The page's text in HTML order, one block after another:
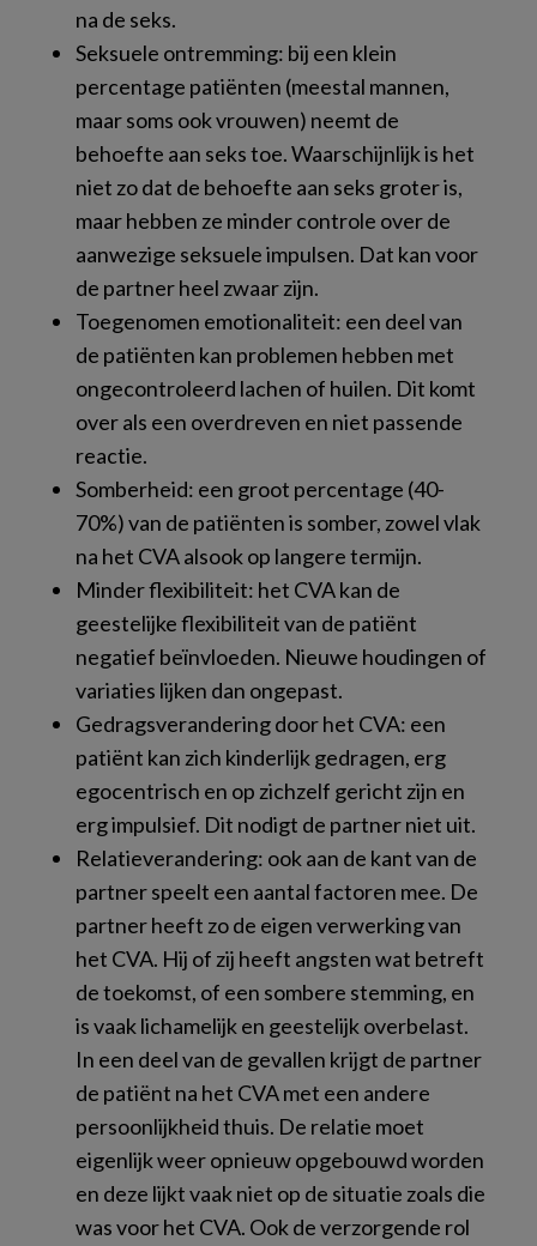
na de seks.
Seksuele ontremming: bij een klein
percentage patiënten (meestal mannen,
maar soms ook vrouwen) neemt de
behoefte aan seks toe. Waarschijnlijk is het
niet zo dat de behoefte aan seks groter is,
maar hebben ze minder controle over de
aanwezige seksuele impulsen. Dat kan voor
de partner heel zwaar zijn.
Toegenomen emotionaliteit: een deel van
de patiënten kan problemen hebben met
ongecontroleerd lachen of huilen. Dit komt
over als een overdreven en niet passende
reactie.
Somberheid: een groot percentage (40-
70%) van de patiënten is somber, zowel vlak
na het CVA alsook op langere termijn.
Minder flexibiliteit: het CVA kan de
geestelijke flexibiliteit van de patiënt
negatief beïnvloeden. Nieuwe houdingen of
variaties lijken dan ongepast.
Gedragsverandering door het CVA: een
patiënt kan zich kinderlijk gedragen, erg
egocentrisch en op zichzelf gericht zijn en
erg impulsief. Dit nodigt de partner niet uit.
Relatieverandering: ook aan de kant van de
partner speelt een aantal factoren mee. De
partner heeft zo de eigen verwerking van
het CVA. Hij of zij heeft angsten wat betreft
de toekomst, of een sombere stemming, en
is vaak lichamelijk en geestelijk overbelast.
In een deel van de gevallen krijgt de partner
de patiënt na het CVA met een andere
persoonlijkheid thuis. De relatie moet
eigenlijk weer opnieuw opgebouwd worden
en deze lijkt vaak niet op de situatie zoals die
was voor het CVA. Ook de verzorgende rol